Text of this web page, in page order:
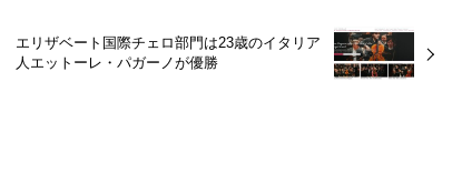
エリザベート国際チェロ部門は23歳のイタリア
人エットーレ・パガーノが優勝